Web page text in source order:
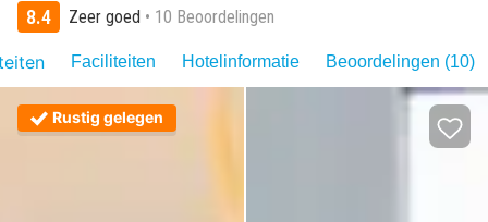
8.4 Zeer goed 10 Beoordelingen
Faciliteiten Hotelinformatie Beoordelingen (10)
Rustig gelegen